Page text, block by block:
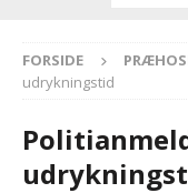
FORSIDE
udrykningstid